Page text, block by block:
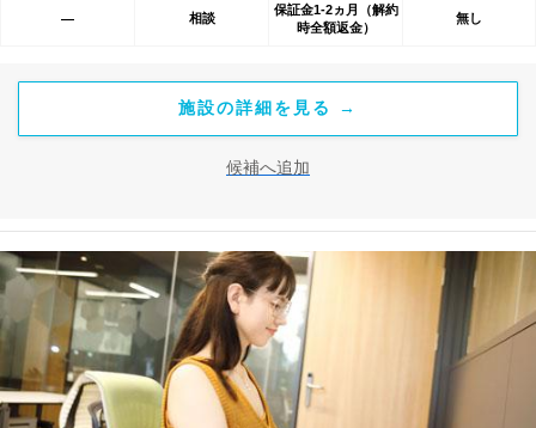
― 相談
保証金1-2ヵ月（解約
時全額返金）
無し
施設の詳細を見る →
候補へ追加